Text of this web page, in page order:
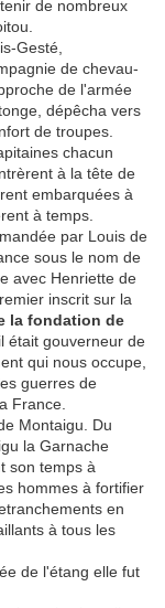
de nombreux
Gesté,
de chevau-
de l'armée
dépêcha vers
de troupes.
chacun
à la tête de
embarquées à
à temps.
par Louis de
sous le nom de
avec Henriette de
inscrit sur la
la fondation de
était gouverneur de
qui nous occupe,
guerres de
France.
Montaigu. Du
la Garnache
son temps à
hommes à fortifier
en
à tous les
de l'étang elle fut